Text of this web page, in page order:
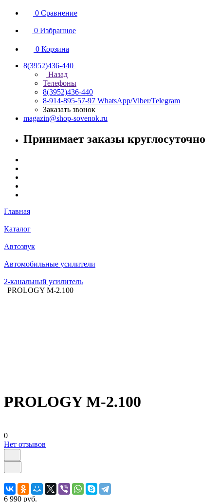
0 Сравнение
0 Избранное
0 Корзина
8(3952)436-440
Назад
Телефоны
8(3952)436-440
8-914-895-57-97 WhatsApp/Viber/Telegram
Заказать звонок
magazin@shop-sovenok.ru
Принимает заказы круглосуточно
Главная
Каталог
Автозвук
Автомобильные усилители
2-канальный усилитель
PROLOGY M-2.100
PROLOGY M-2.100
0
Нет отзывов
6 990 руб.